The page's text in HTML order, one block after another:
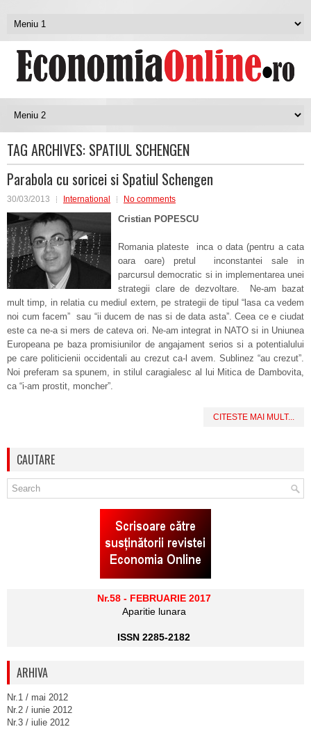
TAG ARCHIVES: SPATIUL SCHENGEN
Parabola cu soricei si Spatiul Schengen
30/03/2013 International No comments
Cristian POPESCU
Romania plateste inca o data (pentru a cata
oara oare) pretul inconstantei sale in
parcursul democratic si in implementarea unei
strategii clare de dezvoltare. Ne-am bazat
mult timp, in relatia cu mediul extern, pe strategii de tipul “lasa ca vedem
noi cum facem” sau “ii ducem de nas si de data asta”. Ceea ce e ciudat
este ca ne-a si mers de cateva ori. Ne-am integrat in NATO si in Uniunea
Europeana pe baza promisiunilor de angajament serios si a potentialului
pe care politicienii occidentali au crezut ca-l avem. Sublinez “au crezut”.
Noi preferam sa spunem, in stilul caragialesc al lui Mitica de Dambovita,
ca “i-am prostit, moncher”.
CITESTE MAI MULT...
CAUTARE
Nr.58 - FEBRUARIE 2017
Aparitie lunara
ISSN 2285-2182
ARHIVA
Nr.1 / mai 2012
Nr.2 / iunie 2012
Nr.3 / iulie 2012